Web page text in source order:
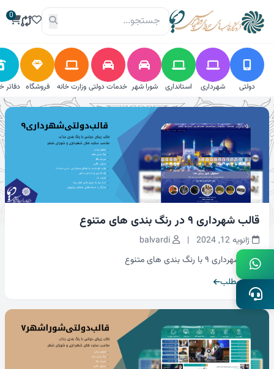
محتوا
0
دولتی شهرداری استانداری شورا شهر خدمات دولتی وزارت خانه فروشگاه دفاتر
قالب شهرداری ۹ در رنگ بندی های متنوع
ژانویه 12, 2024 |
balvardi
قالب شهرداری ۹ با رنگ بندی های متنوع
ادامه مطلب